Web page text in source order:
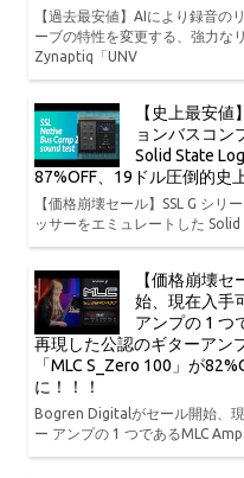
【過去最安値】AIにより録音の
ーブの特性を変更する、強力な
Zynaptiq「UNV
【史上最安値
ョンバスコン
Solid State
87%OFF、19ドル圧倒的史
【価格崩壊セール】SSL G シリ
ッサーをエミュレートした
【価格崩壊
始、現在入手
アンプの 1 つ
再現した公認のギターアン
「MLC S_Zero 100」が
に！！！
Bogren Digitalがセール開始、
ー アンプの 1 つであるMLC